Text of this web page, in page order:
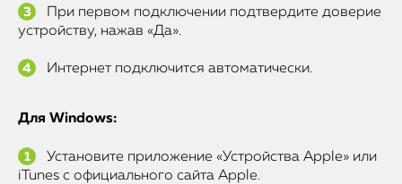
При первом подключении подтвердите доверие
устройству, нажав «Да».
Интернет подключится автоматически.
Для Windows:
Установите приложение «Устройства Apple» или
iTunes с официального сайта Apple.